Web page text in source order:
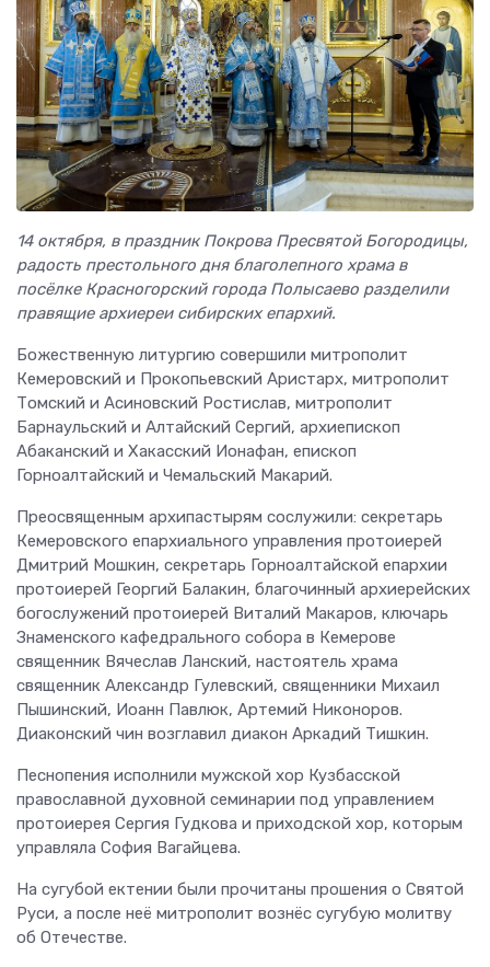
14 октября, в праздник Покрова Пресвятой Богородицы,
радость престольного дня благолепного храма в
посёлке Красногорский города Полысаево разделили
правящие архиереи сибирских епархий.
Божественную литургию совершили митрополит
Кемеровский и Прокопьевский Аристарх, митрополит
Томский и Асиновский Ростислав, митрополит
Барнаульский и Алтайский Сергий, архиепископ
Абаканский и Хакасский Ионафан, епископ
Горноалтайский и Чемальский Макарий.
Преосвященным архипастырям сослужили: секретарь
Кемеровского епархиального управления протоиерей
Дмитрий Мошкин, секретарь Горноалтайской епархии
протоиерей Георгий Балакин, благочинный архиерейских
богослужений протоиерей Виталий Макаров, ключарь
Знаменского кафедрального собора в Кемерове
священник Вячеслав Ланский, настоятель храма
священник Александр Гулевский, священники Михаил
Пышинский, Иоанн Павлюк, Артемий Никоноров.
Диаконский чин возглавил диакон Аркадий Тишкин.
Песнопения исполнили мужской хор Кузбасской
православной духовной семинарии под управлением
протоиерея Сергия Гудкова и приходской хор, которым
управляла София Вагайцева.
На сугубой ектении были прочитаны прошения о Святой
Руси, а после неё митрополит вознёс сугубую молитву
об Отечестве.